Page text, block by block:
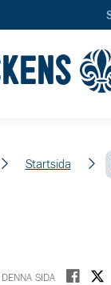
Startsida
DENNA SIDA Dela på